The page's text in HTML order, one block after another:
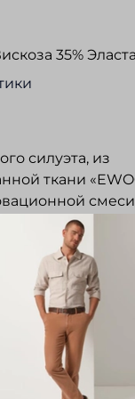
35%
силуэта, из
ткани
и легкого
Гульфик на
пояс со
по бокам.
на
не мнутся,
и